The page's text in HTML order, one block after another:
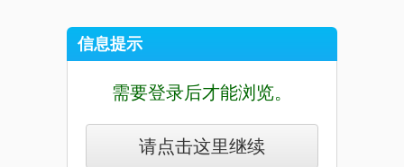
信息提示
需要登录后才能浏览。
请点击这里继续